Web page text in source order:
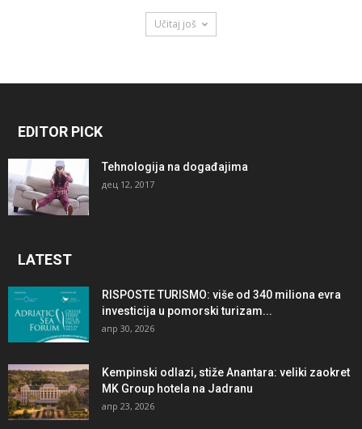
Učitaj još
EDITOR PICK
Tehnologija na događajima
дец 12, 2017
LATEST
RISPOSTE TURISMO: više od 340 miliona evra
investicija u pomorski turizam...
апр 30, 2026
Kempinski odlazi, stiže Anantara: veliki zaokret
MK Group hotela na Jadranu
апр 23, 2026